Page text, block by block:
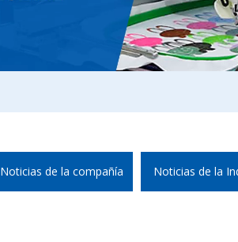
Noticias de la compañía Noticias de la